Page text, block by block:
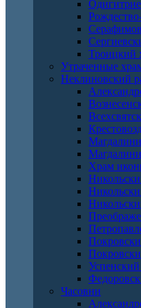
Троицкий
Утраченные
Неклиновский
Храм
Часовни